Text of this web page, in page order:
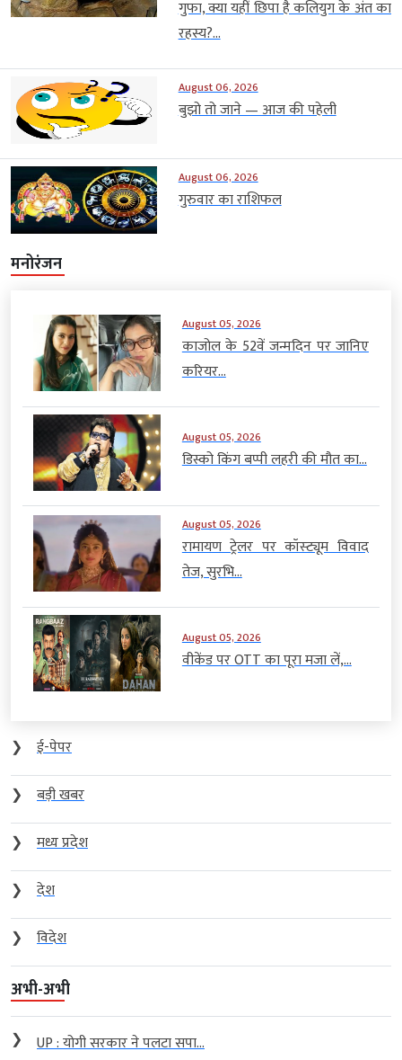
गुफा, क्या यहीं छिपा है कलियुग के अंत का
रहस्य?...
August 06, 2026
बुझो तो जाने — आज की पहेली
August 06, 2026
गुरुवार का राशिफल
मनोरंजन
August 05, 2026
काजोल के 52वें जन्मदिन पर जानिए
करियर...
August 05, 2026
डिस्को किंग बप्पी लहरी की मौत का...
August 05, 2026
रामायण ट्रेलर पर कॉस्ट्यूम विवाद
तेज, सुरभि...
August 05, 2026
वीकेंड पर OTT का पूरा मजा लें,...
❯
ई-पेपर
❯
बड़ी खबर
❯
मध्य प्रदेश
❯
देश
❯
विदेश
अभी-अभी
❯ UP : योगी सरकार ने पलटा सपा...